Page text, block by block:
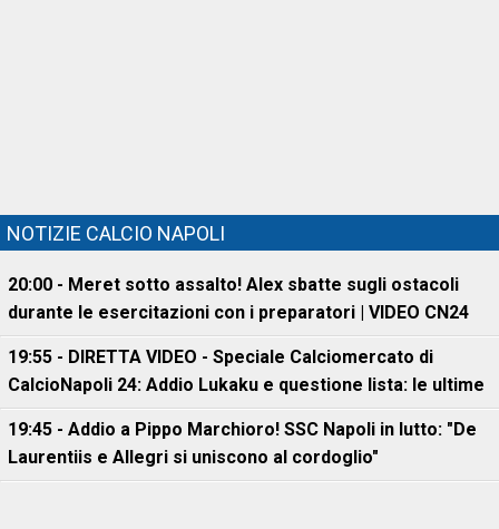
NOTIZIE CALCIO NAPOLI
20:00 - Meret sotto assalto! Alex sbatte sugli ostacoli
durante le esercitazioni con i preparatori | VIDEO CN24
19:55 - DIRETTA VIDEO - Speciale Calciomercato di
CalcioNapoli 24: Addio Lukaku e questione lista: le ultime
19:45 - Addio a Pippo Marchioro! SSC Napoli in lutto: "De
Laurentiis e Allegri si uniscono al cordoglio"